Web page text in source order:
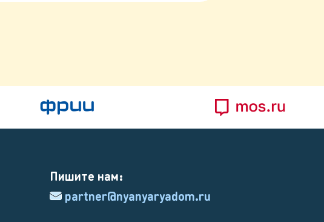
Пишите нам:
partner@nyanyaryadom.ru